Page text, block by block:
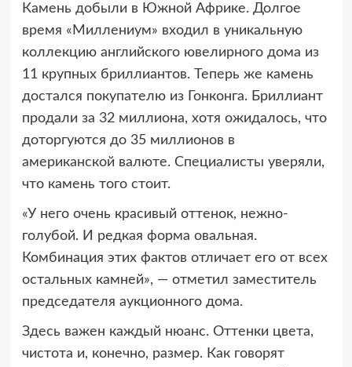
Камень добыли в Южной Африке. Долгое
время «Миллениум» входил в уникальную
коллекцию английского ювелирного дома из
11 крупных бриллиантов. Теперь же камень
достался покупателю из Гонконга. Бриллиант
продали за 32 миллиона, хотя ожидалось, что
доторгуются до 35 миллионов в
американской валюте. Специалисты уверяли,
что камень того стоит.
«У него очень красивый оттенок, нежно-
голубой. И редкая форма овальная.
Комбинация этих фактов отличает его от всех
остальных камней», — отметил заместитель
председателя аукционного дома.
Здесь важен каждый нюанс. Оттенки цвета,
чистота и, конечно, размер. Как говорят